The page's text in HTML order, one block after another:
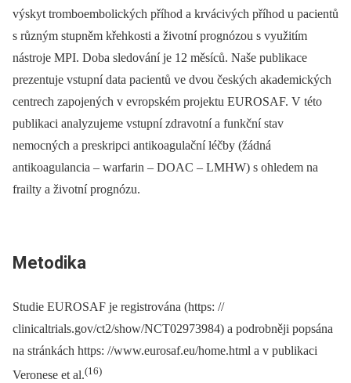
výskyt tromboembolických příhod a krvácivých příhod u pacientů
s různým stupněm křehkosti a životní prognózou s využitím
nástroje MPI. Doba sledování je 12 měsíců. Naše publikace
prezentuje vstupní data pacientů ve dvou českých akademických
centrech zapojených v evropském projektu EUROSAF. V této
publikaci analyzujeme vstupní zdravotní a funkční stav
nemocných a preskripci antikoagulační léčby (žádná
antikoagulancia –⁠ warfarin –⁠ DOAC –⁠ LMHW) s ohledem na
frailty a životní prognózu.
Metodika
Studie EUROSAF je registrována (https: //
clinicaltrials.gov/ct2/show/NCT02973984) a podrobněji popsána
na stránkách https: //www.eurosaf.eu/home.html a v publikaci
Veronese et al.(16)